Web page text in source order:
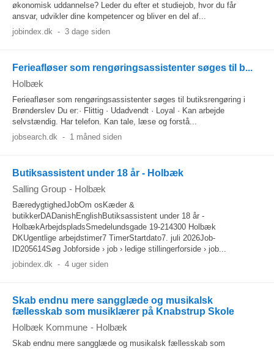
økonomisk uddannelse? Leder du efter et studiejob, hvor du får
ansvar, udvikler dine kompetencer og bliver en del af...
jobindex.dk - 3 dage siden
Ferieafløser som rengøringsassistenter søges til b...
Holbæk
Ferieafløser som rengøringsassistenter søges til butiksrengøring i
Brønderslev Du er:· Flittig · Udadvendt · Loyal · Kan arbejde
selvstændig. Har telefon. Kan tale, læse og forstå...
jobsearch.dk - 1 måned siden
Butiksassistent under 18 år - Holbæk
Salling Group - Holbæk
BæredygtighedJobOm osKæder &
butikkerDADanishEnglishButiksassistent under 18 år -
HolbækArbejdspladsSmedelundsgade 19-214300 Holbæk
DKUgentlige arbejdstimer7 TimerStartdato7. juli 2026Job-
ID205614Søg Jobforside › job › ledige stillingerforside › job...
jobindex.dk - 4 uger siden
Skab endnu mere sangglæde og musikalsk
fællesskab som musiklærer på Knabstrup Skole
Holbæk Kommune - Holbæk
Skab endnu mere sangglæde og musikalsk fællesskab som